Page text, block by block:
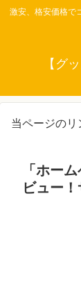
激安、格安価格で
【グ
当ページのリ
「ホー
ビュー